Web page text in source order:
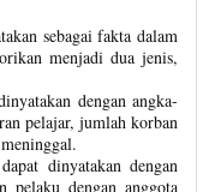
sebagai fakta dalam
menjadi dua jenis,
dengan angka-
pelajar, jumlah korban
dinyatakan dengan
pelaku dengan anggota